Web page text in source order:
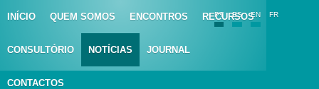
INÍCIO QUEM SOMOS ENCONTROS RECURSOS
CONSULTÓRIO NOTÍCIAS JOURNAL
CONTACTOS
PT ES EN FR